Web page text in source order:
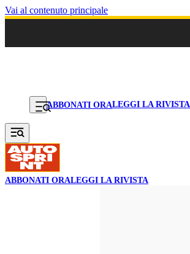
Vai al contenuto principale
ABBONATI ORALEGGI LA RIVISTA
ABBONATI ORALEGGI LA RIVISTA